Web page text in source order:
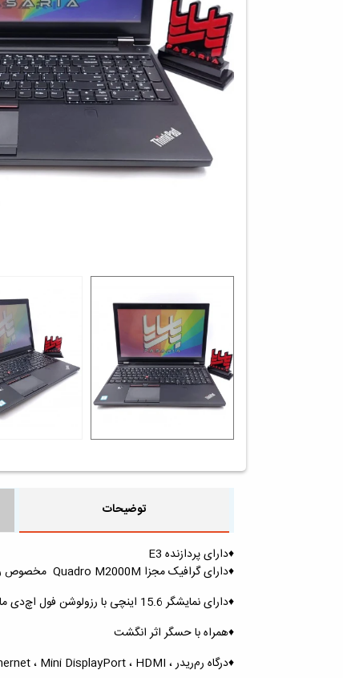
توضیحات
♦️دارای پردازنده E3
♦️دارای گرافیک مجزا Quadro M2000M مخصوص رندرینگ با حافظه ی 4 گیگابایتی
♦️دارای نمایشگر 15.6 اینچی با رزولوشن فول اچ‌دی مات برای جلوگیری از خستگی چشم
♦️همراه با حسگر اثر انگشت
♦️درگاه رم‌ریدر ، USB3 ، Type-C ، Ethernet ، Mini DisplayPort ، HDMI